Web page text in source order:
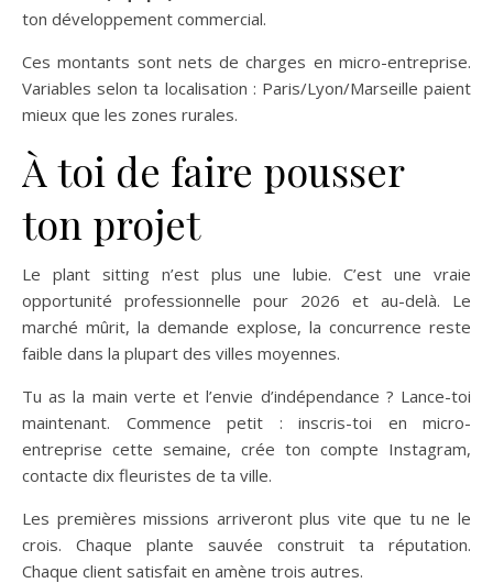
ton développement commercial.
Ces montants sont nets de charges en micro-entreprise.
Variables selon ta localisation : Paris/Lyon/Marseille paient
mieux que les zones rurales.
À toi de faire pousser
ton projet
Le plant sitting n’est plus une lubie. C’est une vraie
opportunité professionnelle pour 2026 et au-delà. Le
marché mûrit, la demande explose, la concurrence reste
faible dans la plupart des villes moyennes.
Tu as la main verte et l’envie d’indépendance ? Lance-toi
maintenant. Commence petit : inscris-toi en micro-
entreprise cette semaine, crée ton compte Instagram,
contacte dix fleuristes de ta ville.
Les premières missions arriveront plus vite que tu ne le
crois. Chaque plante sauvée construit ta réputation.
Chaque client satisfait en amène trois autres.